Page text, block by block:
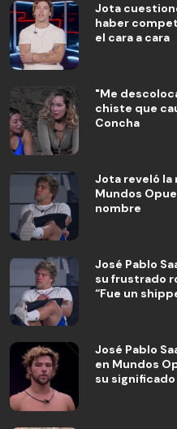
Jota
haber
el cara a cara
"Me
chiste que
Concha
Jota reveló la
Mundos
nombre
José Pablo
su frustrado
“Fue un
José Pablo
en Mundos
su significado